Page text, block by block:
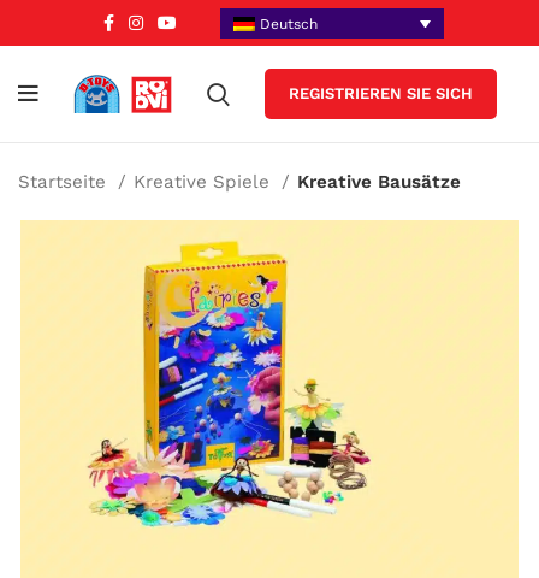
Deutsch
REGISTRIEREN SIE SICH
Startseite Kreative Spiele Kreative Bausätze